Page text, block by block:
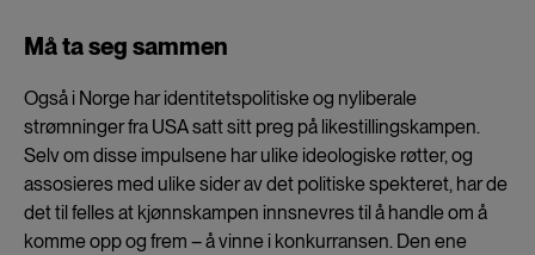
Må ta seg sammen
Også i Norge har identitetspolitiske og nyliberale
strømninger fra USA satt sitt preg på likestillingskampen.
Selv om disse impulsene har ulike ideologiske røtter, og
assosieres med ulike sider av det politiske spekteret, har de
det til felles at kjønnskampen innsnevres til å handle om å
komme opp og frem – å vinne i konkurransen. Den ene